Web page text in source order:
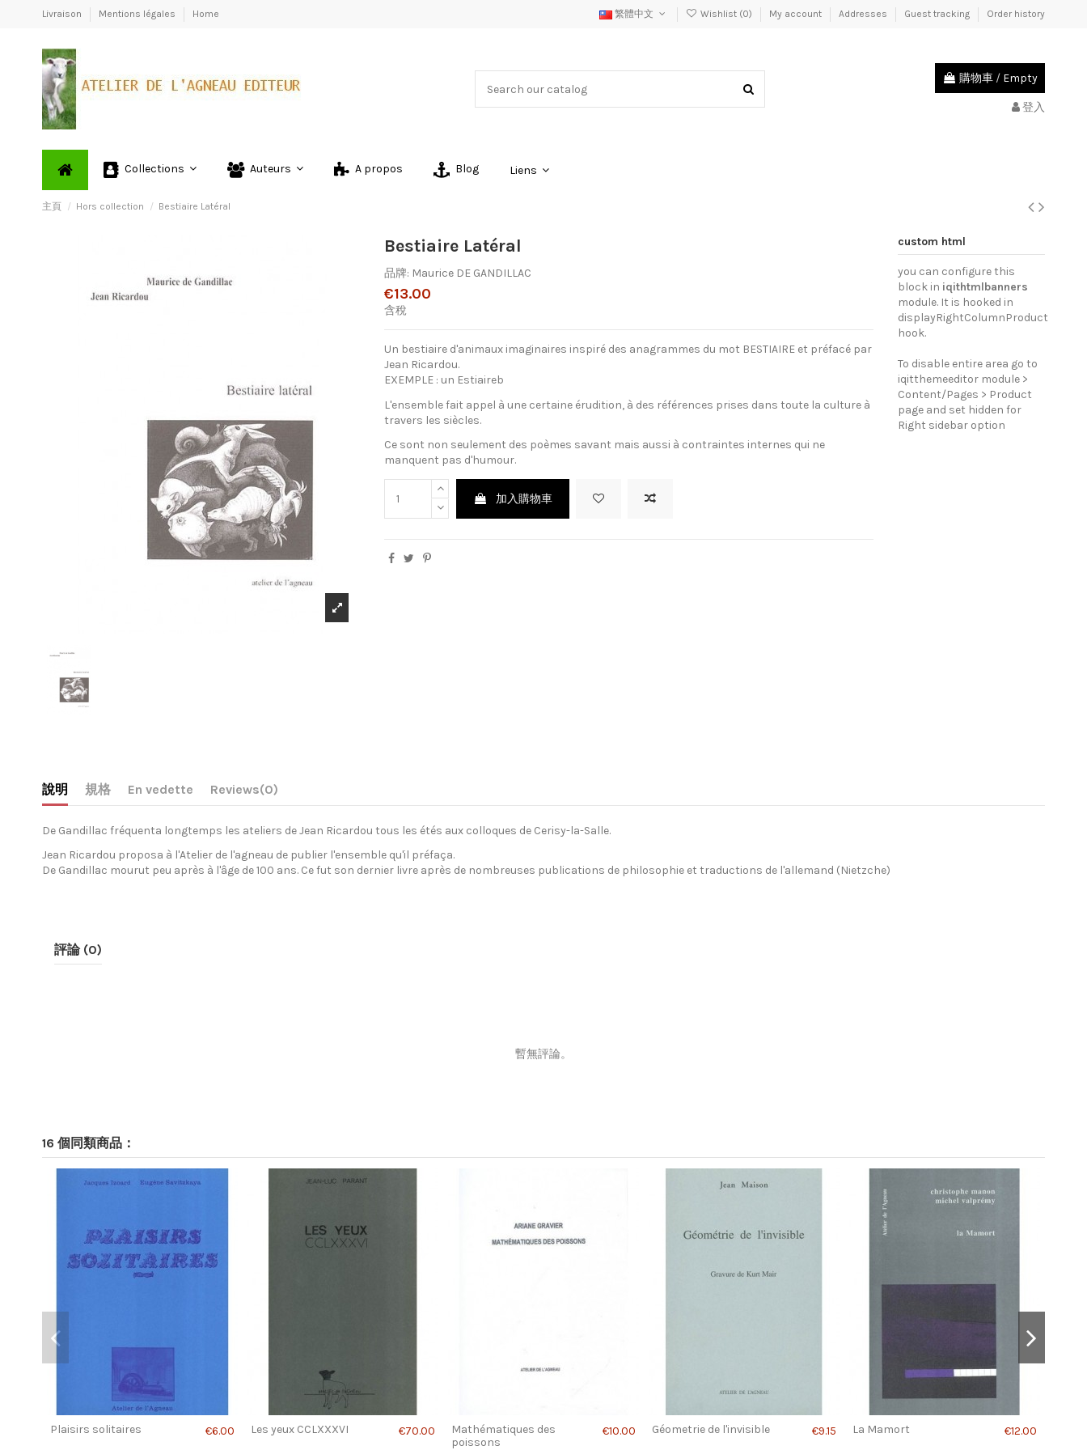
Livraison Mentions légales Home 繁體中文 Wishlist (0) My account Addresses Guest tracking Order history
購物車 / Empty
登入
Collections Auteurs A propos Blog Liens
主頁 Hors collection Bestiaire Latéral
Bestiaire Latéral
品牌: Maurice DE GANDILLAC
€13.00
含稅
Un bestiaire d'animaux imaginaires inspiré des anagrammes du mot BESTIAIRE et préfacé par
Jean Ricardou.
EXEMPLE : un Estiaireb
L'ensemble fait appel à une certaine érudition, à des références prises dans toute la culture à
travers les siècles.
Ce sont non seulement des poèmes savant mais aussi à contraintes internes qui ne
manquent pas d'humour.
加入購物車
custom html
you can configure this
block in iqithtmlbanners
module. It is hooked in
displayRightColumnProduct
hook.
To disable entire area go to
iqitthemeeditor module >
Content/Pages > Product
page and set hidden for
Right sidebar option
說明 規格 En vedette Reviews(0)
De Gandillac fréquenta longtemps les ateliers de Jean Ricardou tous les étés aux colloques de Cerisy-la-Salle.
Jean Ricardou proposa à l'Atelier de l'agneau de publier l'ensemble qu'il préfaça.
De Gandillac mourut peu après à l'âge de 100 ans. Ce fut son dernier livre après de nombreuses publications de philosophie et traductions de l'allemand (Nietzche)
評論 (0)
暫無評論。
16 個同類商品：
€12.00
Le reste suivi de Je suis le
€12.00
Le dit des gravités en
€30.00 Hébergements €11.43
Sur la musicalité du vide.
€12.00 Je n'ai plus besoin de moi